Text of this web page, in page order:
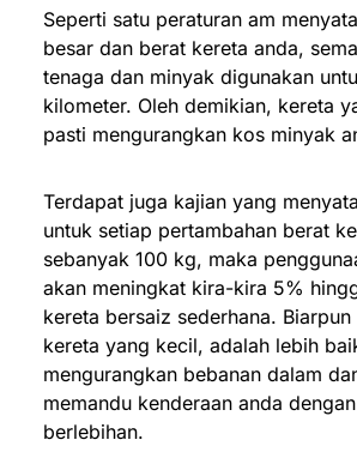
Seperti satu peraturan am
besar dan berat kereta anda,
tenaga dan minyak digunakan
kilometer. Oleh demikian, kereta
pasti mengurangkan kos minyak
Terdapat juga kajian yang
untuk setiap pertambahan berat
sebanyak 100 kg, maka
akan meningkat kira-kira 5%
kereta bersaiz sederhana.
kereta yang kecil, adalah lebih
mengurangkan bebanan dalam
memandu kenderaan anda
berlebihan.